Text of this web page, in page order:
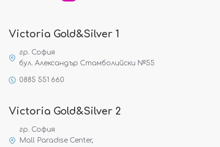
Victoria Gold&Silver 1
гр. София
бул. Александър Стамболийски №55
0885 551 660
Victoria Gold&Silver 2
гр. София
Mall Paradise Center,